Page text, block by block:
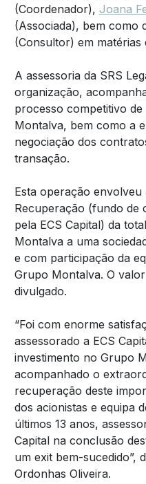
(Coordenador), Joana
(Associada), bem como
(Consultor) em matérias
A assessoria da SRS
organização,
processo competitivo
Montalva, bem como a
negociação dos
transação.
Esta operação
Recuperação (fundo de
pela ECS Capital) da
Montalva a uma
e com participação da
Grupo Montalva. O
divulgado.
“Foi com enorme
assessorado a ECS
investimento no Grupo
acompanhado o
recuperação deste
dos acionistas e equipa
últimos 13 anos,
Capital na conclusão
um exit bem-sucedido”,
Ordonhas Oliveira.